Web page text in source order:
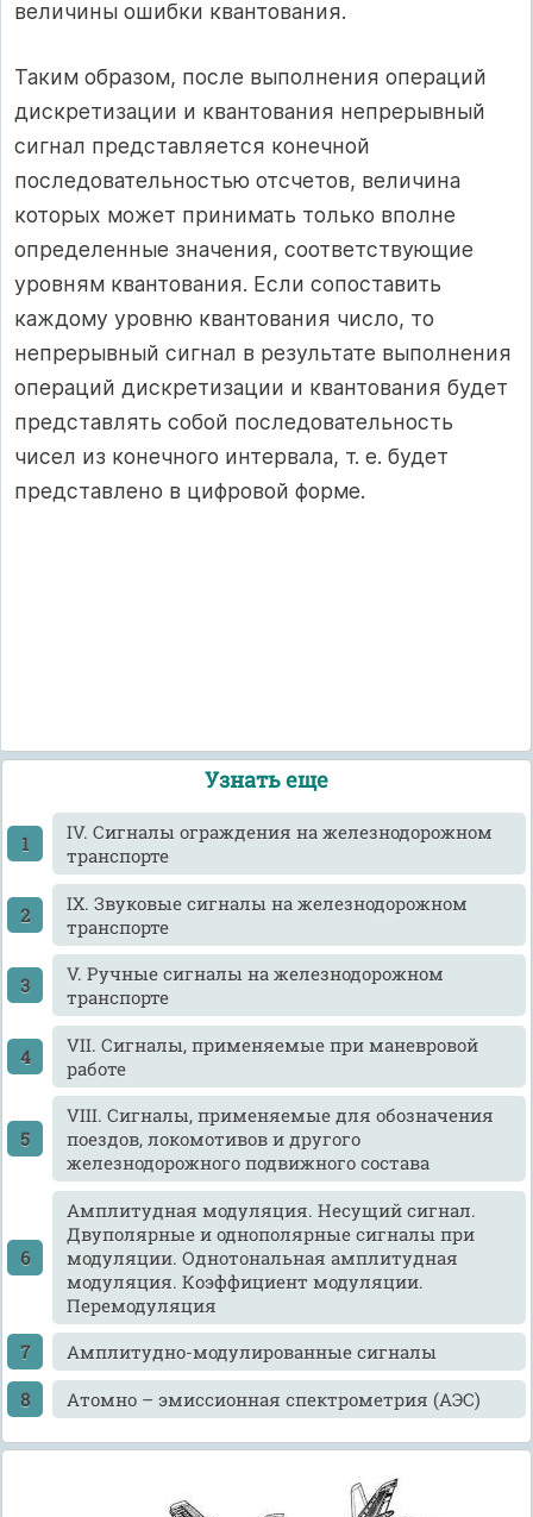
величины ошибки квантования.
Таким образом, после выполнения операций
дискретизации и квантования непрерывный
сигнал представляется конечной
последовательностью отсчетов, величина
которых может принимать только вполне
определенные значения, соответствующие
уровням квантования. Если сопоставить
каждому уровню квантования число, то
непрерывный сигнал в результате выполнения
операций дискретизации и квантования будет
представлять собой последовательность
чисел из конечного интервала, т. е. будет
представлено в цифровой форме.
Узнать еще
IV. Сигналы ограждения на железнодорожном
транспорте
IX. Звуковые сигналы на железнодорожном
транспорте
V. Ручные сигналы на железнодорожном
транспорте
VII. Сигналы, применяемые при маневровой
работе
VIII. Сигналы, применяемые для обозначения
поездов, локомотивов и другого
железнодорожного подвижного состава
Амплитудная модуляция. Несущий сигнал.
Двуполярные и однополярные сигналы при
модуляции. Однотональная амплитудная
модуляция. Коэффициент модуляции.
Перемодуляция
Амплитудно-модулированные сигналы
Атомно – эмиссионная спектрометрия (АЭС)